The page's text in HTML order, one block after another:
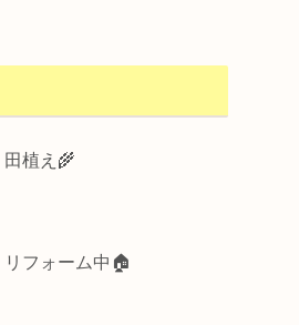
田植え🌾
リフォーム中🏠